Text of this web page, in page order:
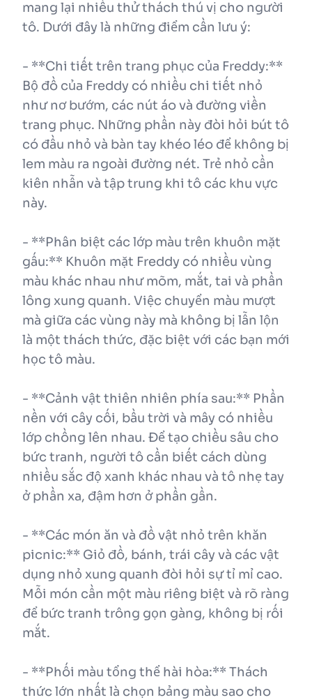
mang lại nhiều thử thách thú vị cho người
tô. Dưới đây là những điểm cần lưu ý:
- **Chi tiết trên trang phục của Freddy:**
Bộ đồ của Freddy có nhiều chi tiết nhỏ
như nơ bướm, các nút áo và đường viền
trang phục. Những phần này đòi hỏi bút tô
có đầu nhỏ và bàn tay khéo léo để không bị
lem màu ra ngoài đường nét. Trẻ nhỏ cần
kiên nhẫn và tập trung khi tô các khu vực
này.
- **Phân biệt các lớp màu trên khuôn mặt
gấu:** Khuôn mặt Freddy có nhiều vùng
màu khác nhau như mõm, mắt, tai và phần
lông xung quanh. Việc chuyển màu mượt
mà giữa các vùng này mà không bị lẫn lộn
là một thách thức, đặc biệt với các bạn mới
học tô màu.
- **Cảnh vật thiên nhiên phía sau:** Phần
nền với cây cối, bầu trời và mây có nhiều
lớp chồng lên nhau. Để tạo chiều sâu cho
bức tranh, người tô cần biết cách dùng
nhiều sắc độ xanh khác nhau và tô nhẹ tay
ở phần xa, đậm hơn ở phần gần.
- **Các món ăn và đồ vật nhỏ trên khăn
picnic:** Giỏ đồ, bánh, trái cây và các vật
dụng nhỏ xung quanh đòi hỏi sự tỉ mỉ cao.
Mỗi món cần một màu riêng biệt và rõ ràng
để bức tranh trông gọn gàng, không bị rối
mắt.
- **Phối màu tổng thể hài hòa:** Thách
thức lớn nhất là chọn bảng màu sao cho